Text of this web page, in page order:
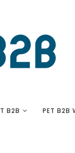
B2B PET B2B